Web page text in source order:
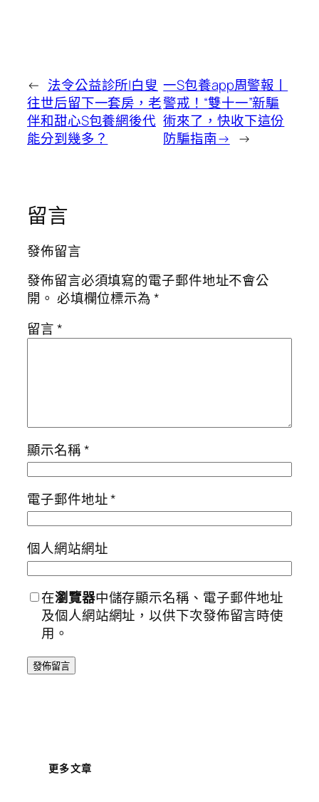
← 法令公益診所|白叟
往世后留下一套房，老
伴和甜心S包養網後代
能分到幾多？
一S包養app周警報丨
警戒！“雙十一”新騙
術來了，快收下這份
防騙指南→ →
留言
發佈留言
發佈留言必須填寫的電子郵件地址不會公
開。 必填欄位標示為*
留言*
顯示名稱*
電子郵件地址*
個人網站網址
在瀏覽器中儲存顯示名稱、電子郵件地址
及個人網站網址，以供下次發佈留言時使
用。
更多文章